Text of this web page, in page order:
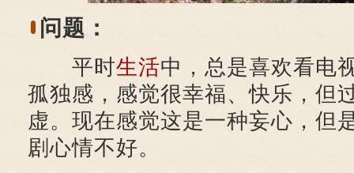
问题：
平时生活中，总是喜欢看电
孤独感，感觉很幸福、快乐，但
虚。现在感觉这是一种妄心，但
剧心情不好。